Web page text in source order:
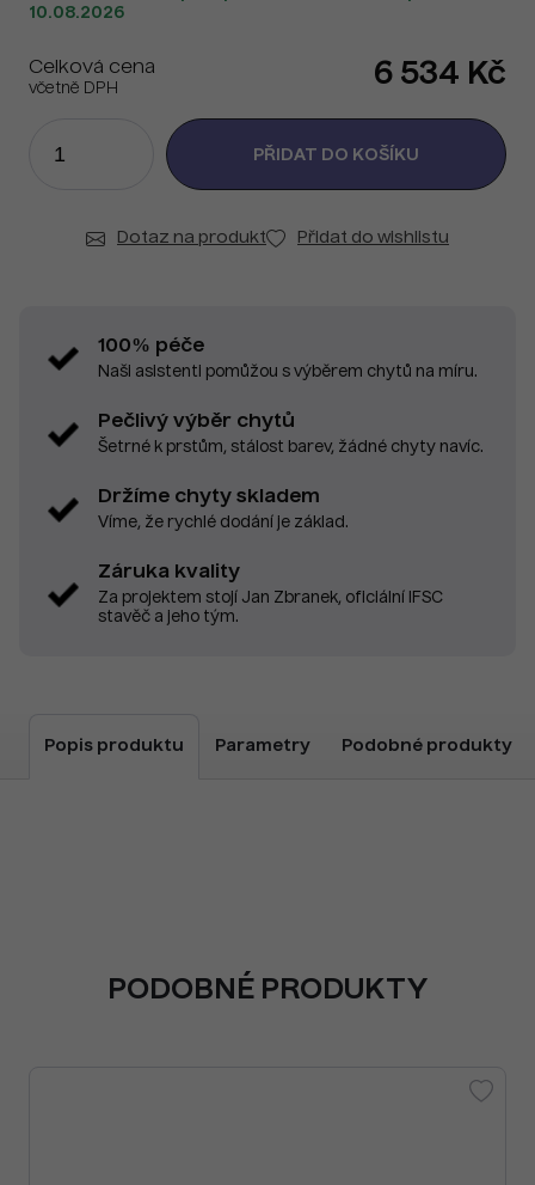
10.08.2026
Celková cena
včetně DPH 6 534 Kč
Dotaz na produkt Přidat do wishlistu
100% péče
Naši asistenti pomůžou s výběrem chytů na míru.
Pečlivý výběr chytů
Šetrné k prstům, stálost barev, žádné chyty navíc.
Držíme chyty skladem
Víme, že rychlé dodání je základ.
Záruka kvality
Za projektem stojí Jan Zbranek, oficiální IFSC
stavěč a jeho tým.
Popis produktu Parametry Podobné produkty
PODOBNÉ PRODUKTY